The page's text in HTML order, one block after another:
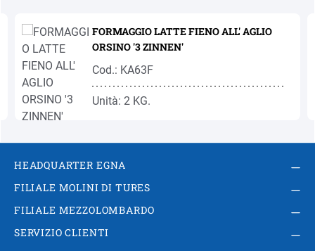
FORMAGGIO LATTE FIENO ALL' AGLIO
ORSINO '3 ZINNEN'
Cod.: KA63F
Unità: 2 KG.
HEADQUARTER EGNA
FILIALE MOLINI DI TURES
FILIALE MEZZOLOMBARDO
SERVIZIO CLIENTI